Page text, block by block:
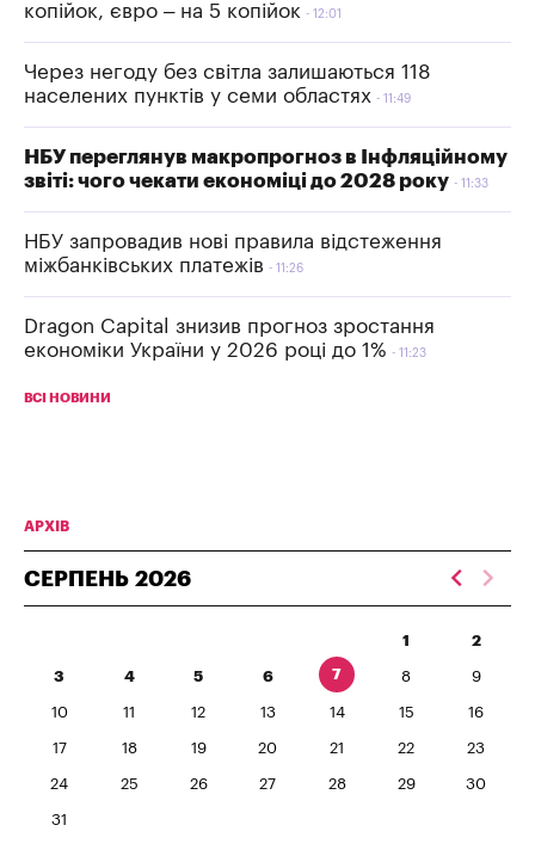
копійок, євро – на 5 копійок
12:01
Через негоду без світла залишаються 118
населених пунктів у семи областях
11:49
НБУ переглянув макропрогноз в Інфляційному
звіті: чого чекати економіці до 2028 року
11:33
НБУ запровадив нові правила відстеження
міжбанківських платежів
11:26
Dragon Capital знизив прогноз зростання
економіки України у 2026 році до 1%
11:23
ВСІ НОВИНИ
АРХІВ
СЕРПЕНЬ 2026
1 2
3 4 5 6 7 8 9
10 11 12 13 14 15 16
17 18 19 20 21 22 23
24 25 26 27 28 29 30
31